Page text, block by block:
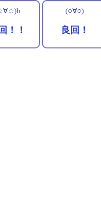
！！
(○∀○)
良回！